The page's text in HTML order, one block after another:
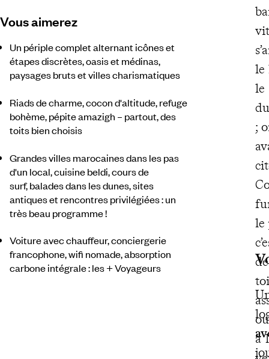
Vous aimerez
Un périple complet alternant icônes et
étapes discrètes, oasis et médinas,
paysages bruts et villes charismatiques
Riads de charme, cocon d'altitude, refuge
bohème, pépite amazigh – partout, des
toits bien choisis
Grandes villes marocaines dans les pas
d'un local, cuisine beldi, cours de
surf, balades dans les dunes, sites
antiques et rencontres privilégiées : un
très beau programme !
Voiture avec chauffeur, conciergerie
francophone, wifi nomade, absorption
carbone intégrale : les + Voyageurs
le
le
;
le
à